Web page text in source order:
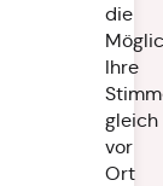
die
Ihre
gleich
vor
Ort